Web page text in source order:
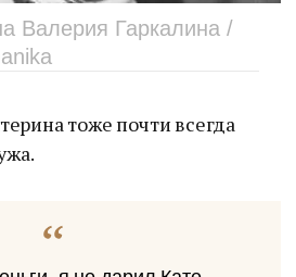
Валерия Гаркалина /
тоже почти всегда